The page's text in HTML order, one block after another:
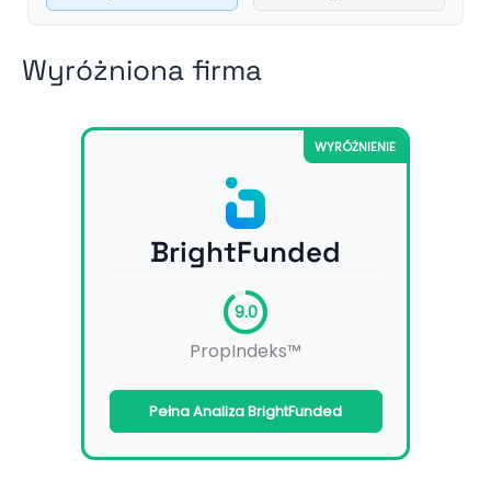
Wyróżniona firma
WYRÓŻNIENIE
BrightFunded
9.0
PropIndeks™
Pełna Analiza BrightFunded